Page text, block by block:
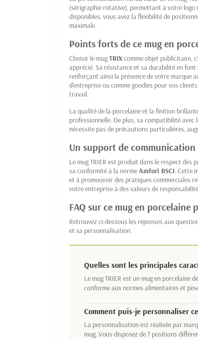
(sérigraphie rotative), permettant à votre logo
disponibles, vous avez la flexibilité de
maximale.
Points forts de ce mug en
Choisir le mugTRIXcomme objet publicitaire,
apprécié. Sa résistance et sa durabilité en
renforçant ainsi la présence de votre marque
d'entreprise ou comme goodies pour vos
travail.
La qualité de la porcelaine et la finition
professionnelle. De plus, sa compatibilité
nécessite pas de précautions particulières,
Un support de
Le mug TRIER est produit dans le respect
sa conformité à la normeAmfori BSCI. Cette
et à promouvoir des pratiques commerciales
votre entreprise à des valeurs de
FAQ sur ce mug en porcelaine
Retrouvez ci-dessous les réponses aux
et sa personnalisation.
Quelles sont les principales
Le mug TRIER est un mug en porcelaine
conforme aux normes alimentaires et
Comment puis-je personnaliser
La personnalisation est réalisée par
mug. Vous disposez de 7 positions